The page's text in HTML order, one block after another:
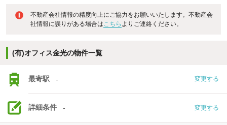
不動産会社情報の精度向上にご協力をお願いいたします。不動産会
社情報に誤りがある場合はこちら よりご連絡ください。
(有)オフィス金光の物件一覧
最寄駅 - 変更する
詳細条件 - 変更する